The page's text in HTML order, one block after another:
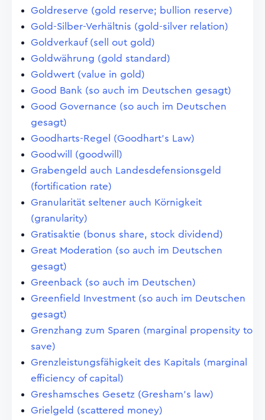
Goldreserve (gold reserve; bullion reserve)
Gold-Silber-Verhältnis (gold-silver relation)
Goldverkauf (sell out gold)
Goldwährung (gold standard)
Goldwert (value in gold)
Good Bank (so auch im Deutschen gesagt)
Good Governance (so auch im Deutschen
gesagt)
Goodharts-Regel (Goodhart's Law)
Goodwill (goodwill)
Grabengeld auch Landesdefensionsgeld
(fortification rate)
Granularität seltener auch Körnigkeit
(granularity)
Gratisaktie (bonus share, stock dividend)
Great Moderation (so auch im Deutschen
gesagt)
Greenback (so auch im Deutschen)
Greenfield Investment (so auch im Deutschen
gesagt)
Grenzhang zum Sparen (marginal propensity to
save)
Grenzleistungsfähigkeit des Kapitals (marginal
efficiency of capital)
Greshamsches Gesetz (Gresham's law)
Grielgeld (scattered money)